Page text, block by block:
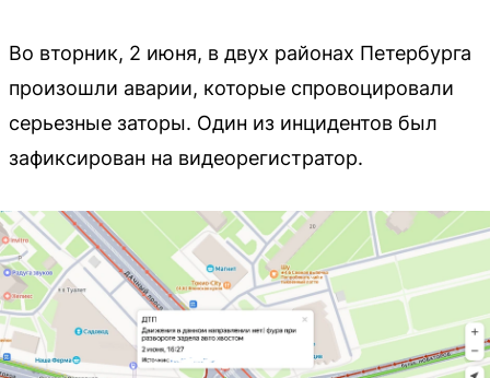
Во вторник, 2 июня, в двух районах Петербурга
произошли аварии, которые спровоцировали
серьезные заторы. Один из инцидентов был
зафиксирован на видеорегистратор.